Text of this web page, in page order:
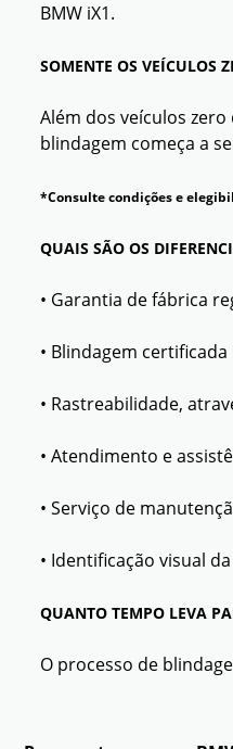
BMW iX1.
SOMENTE OS VEÍCULOS
Além dos veículos
blindagem começa a
*Consulte condições e
QUAIS SÃO OS
• Garantia de fábrica
• Blindagem
• Rastreabilidade,
• Atendimento e
• Serviço de
• Identificação visual
QUANTO TEMPO LEVA
O processo de